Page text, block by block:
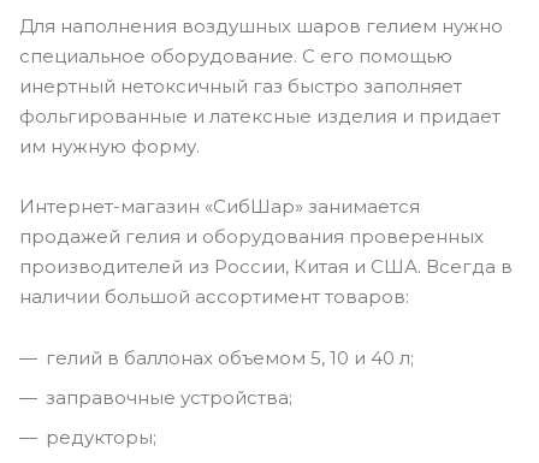
Для наполнения воздушных шаров гелием нужно
специальное оборудование. С его помощью
инертный нетоксичный газ быстро заполняет
фольгированные и латексные изделия и придает
им нужную форму.
Интернет-магазин «СибШар» занимается
продажей гелия и оборудования проверенных
производителей из России, Китая и США. Всегда в
наличии большой ассортимент товаров:
гелий в баллонах объемом 5, 10 и 40 л;
заправочные устройства;
редукторы;